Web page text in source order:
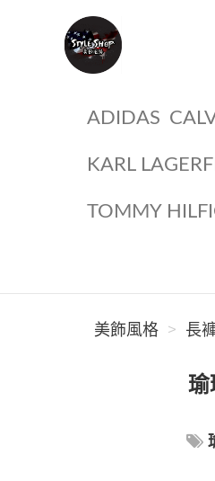
ADIDAS
KARL
TOMMY
美飾風格 長
瑜